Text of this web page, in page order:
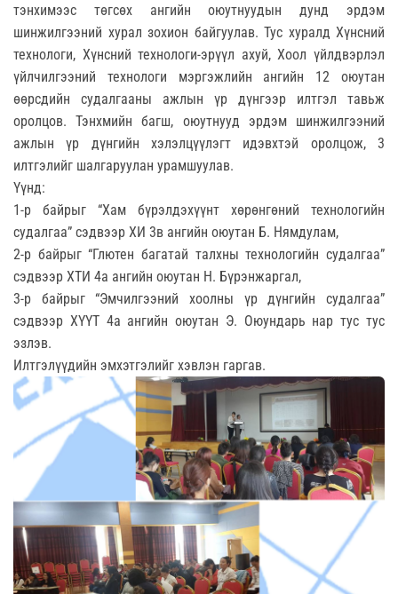
тэнхимээс төгсөх ангийн оюутнуудын дунд эрдэм
шинжилгээний хурал зохион байгуулав. Тус хуралд Хүнсний
технологи, Хүнсний технологи-эрүүл ахуй, Хоол үйлдвэрлэл
үйлчилгээний технологи мэргэжлийн ангийн 12 оюутан
өөрсдийн судалгааны ажлын үр дүнгээр илтгэл тавьж
оролцов. Тэнхмийн багш, оюутнууд эрдэм шинжилгээний
ажлын үр дүнгийн хэлэлцүүлэгт идэвхтэй оролцож, 3
илтгэлийг шалгаруулан урамшуулав.
Үүнд:
1-р байрыг “Хам бүрэлдэхүүнт хөрөнгөний технологийн
судалгаа” сэдвээр ХИ 3в ангийн оюутан Б. Нямдулам,
2-р байрыг “Глютен багатай талхны технологийн судалгаа”
сэдвээр ХТИ 4а ангийн оюутан Н. Бүрэнжаргал,
3-р байрыг “Эмчилгээний хоолны үр дүнгийн судалгаа”
сэдвээр ХҮҮТ 4а ангийн оюутан Э. Оюундарь нар тус тус
эзлэв.
Илтгэлүүдийн эмхэтгэлийг хэвлэн гаргав.